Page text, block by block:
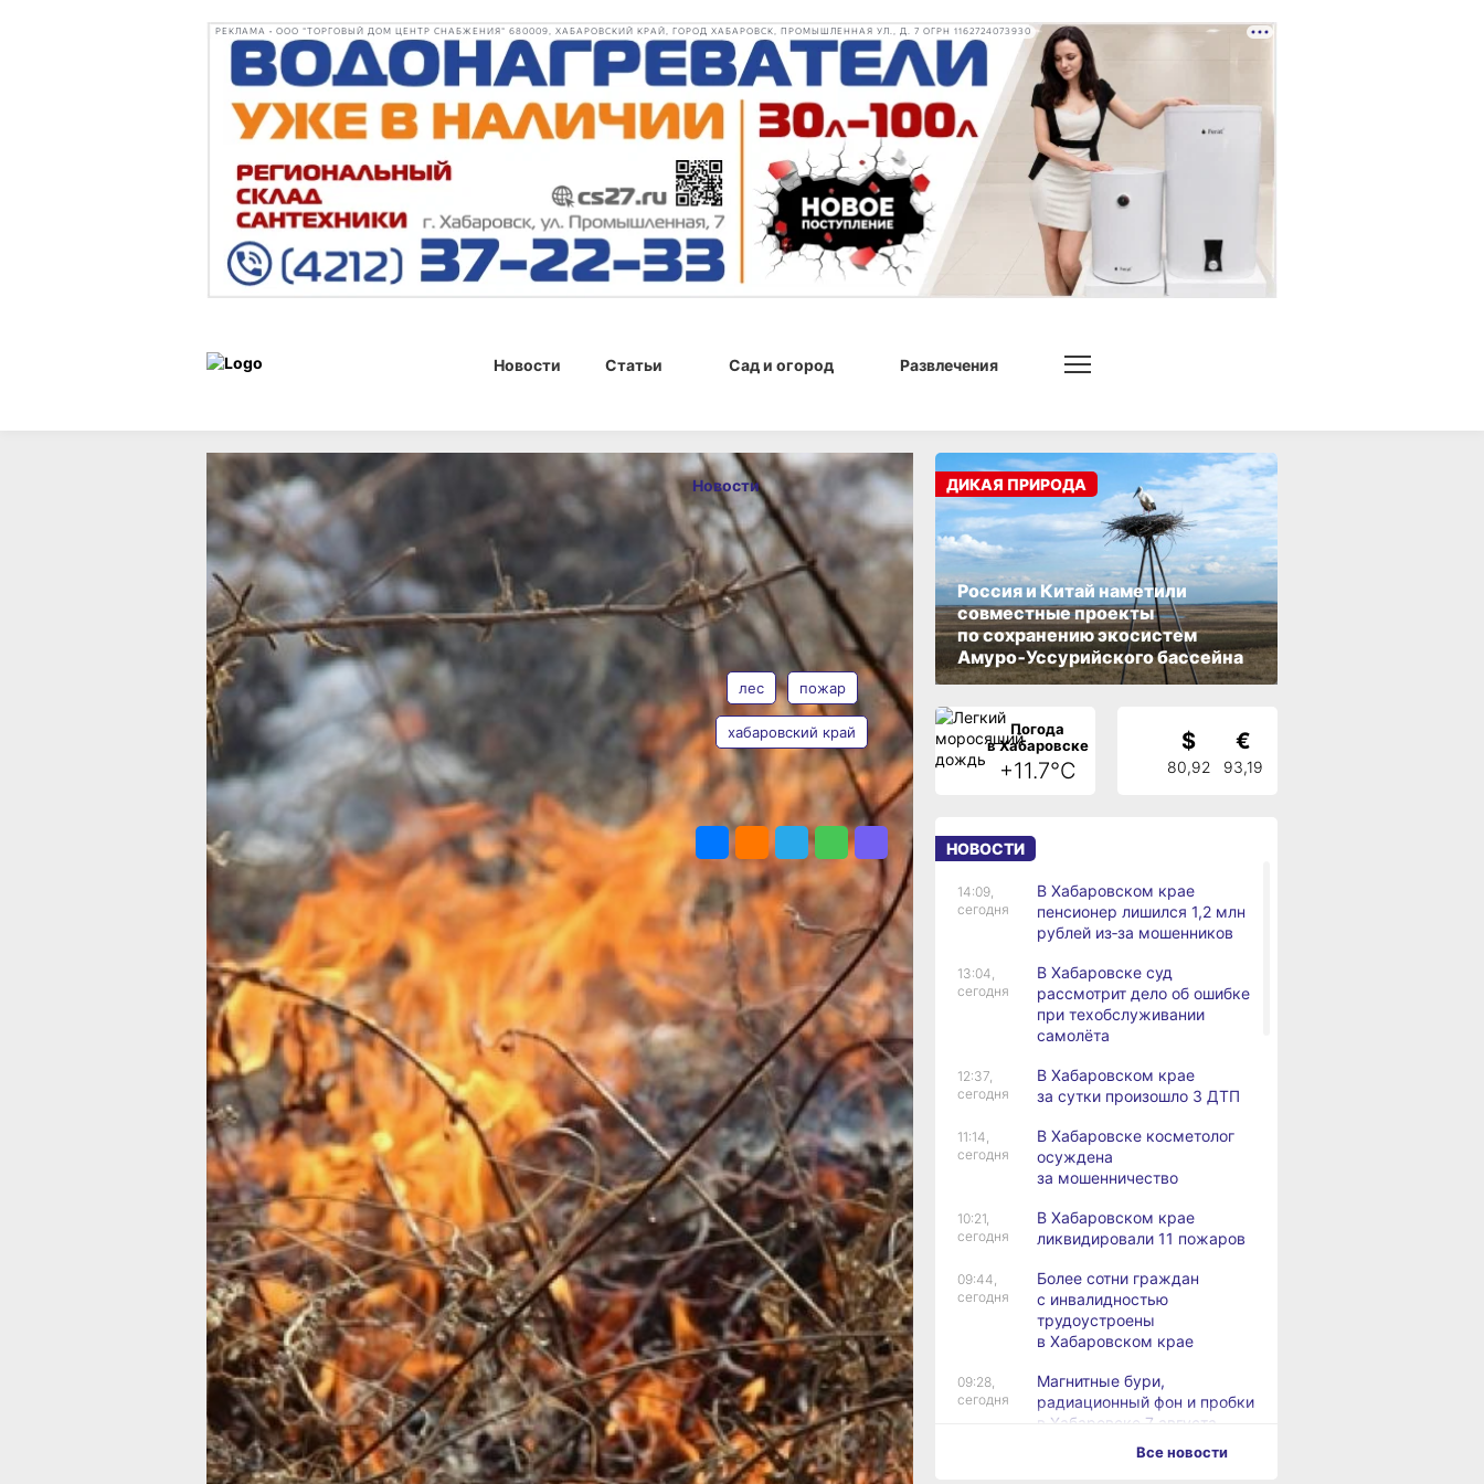
РЕКЛАМА • ООО "ТОРГОВЫЙ ДОМ ЦЕНТР СНАБЖЕНИЯ" 680009, ХАБАРОВСКИЙ КРАЙ, ГОРОД ХАБАРОВСК, ПРОМЫШЛЕННАЯ УЛ., Д. 7 ОГРН 1162724073930
Новости Статьи Сад и огород Развлечения
Новости 15 мая 2026 г., 11:30
За сутки
в Хабаровском
крае произошло
47 техногенных
пожаров
Пожарные подразделения отреагировали
на 47 техногенных возгораний
Фото:ГУ МЧС России по Хабаровскому
краю
По информации ГУ МЧС России
по Хабаровскому краю, за минувшие
сутки на территории региона
чрезвычайных ситуаций не
зарегистрировано. Пожарные
подразделения отреагировали на 47
техногенных возгораний, три из которых
произошли в жилых помещениях. Также
зафиксировано 29 случаев возгорания
сухой растительности.
В 16 муниципальных образованиях края
действует особый противопожарный
режим, среди которых — городские
округа Хабаровска
и Комсомольска‑на‑Амуре,
муниципальные округа Солнечный,
Вяземский, Бикинский,
Советско‑Гаванский, Ванинский, а также
муниципальные районы: Хабаровский,
Амурский, Верхнебуреинский,
Комсомольский, Николаевский,
Нанайский, Ульчский, имени Полины
Осипенко, имени Лазо.
Данные Дальневосточного УГМС
свидетельствуют о высоком уровне
пожарной опасности в отдельных районах
края. IV класс зафиксирован в районе
имени Лазо, Бикинском, Солнечном,
Вяземском округах, Амурском,
Нанайском, Хабаровском районах и в
Хабаровске. В некоторых частях
Бикинского муниципального округа
Новости
ОПУБЛИКОВАНО
15 мая 2026 г., 11:30
АВТОР
Валерия
Железная
ТЕГИ
лес пожар
хабаровский край
ПОДЕЛИТЬСЯ
Россия и Китай наметили
совместные проекты
по сохранению экосистем
Амуро‑Уссурийского бассейна
ДИКАЯ ПРИРОДА
Погода
в Хабаровске
+11.7°C
$
80,92
€
93,19
НОВОСТИ
14:09,
сегодня
В Хабаровском крае
пенсионер лишился 1,2 млн
рублей из‑за мошенников
13:04,
сегодня
В Хабаровске суд
рассмотрит дело об ошибке
при техобслуживании
самолёта
12:37,
сегодня
В Хабаровском крае
за сутки произошло 3 ДТП
11:14,
сегодня
В Хабаровске косметолог
осуждена
за мошенничество
10:21,
сегодня
В Хабаровском крае
ликвидировали 11 пожаров
09:44,
сегодня
Более сотни граждан
с инвалидностью
трудоустроены
в Хабаровском крае
09:28,
сегодня
Магнитные бури,
радиационный фон и пробки
в Хабаровске 7 августа
Какой сегодня день: День
Все новости